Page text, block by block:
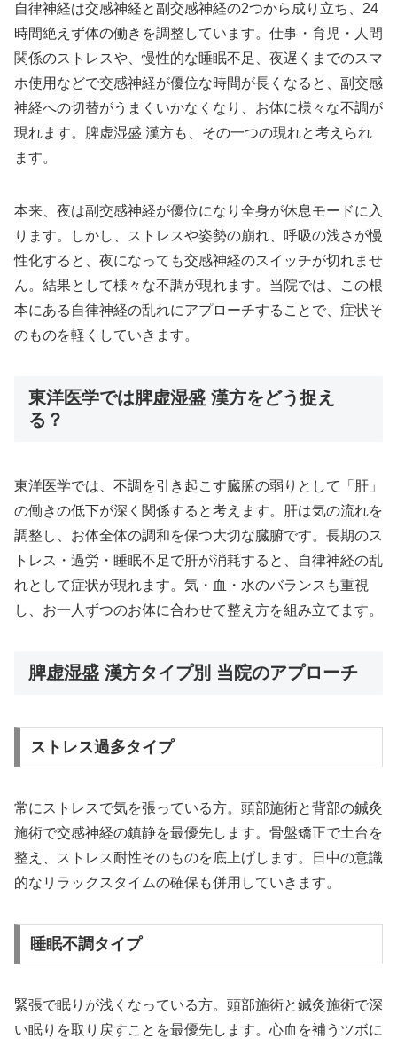
自律神経は交感神経と副交感神経の2つから成り立ち、24
時間絶えず体の働きを調整しています。仕事・育児・人間
関係のストレスや、慢性的な睡眠不足、夜遅くまでのスマ
ホ使用などで交感神経が優位な時間が長くなると、副交感
神経への切替がうまくいかなくなり、お体に様々な不調が
現れます。脾虚湿盛 漢方も、その一つの現れと考えられ
ます。
本来、夜は副交感神経が優位になり全身が休息モードに入
ります。しかし、ストレスや姿勢の崩れ、呼吸の浅さが慢
性化すると、夜になっても交感神経のスイッチが切れませ
ん。結果として様々な不調が現れます。当院では、この根
本にある自律神経の乱れにアプローチすることで、症状そ
のものを軽くしていきます。
東洋医学では脾虚湿盛 漢方をどう捉え
る？
東洋医学では、不調を引き起こす臓腑の弱りとして「肝」
の働きの低下が深く関係すると考えます。肝は気の流れを
調整し、お体全体の調和を保つ大切な臓腑です。長期のス
トレス・過労・睡眠不足で肝が消耗すると、自律神経の乱
れとして症状が現れます。気・血・水のバランスも重視
し、お一人ずつのお体に合わせて整え方を組み立てます。
脾虚湿盛 漢方タイプ別 当院のアプローチ
ストレス過多タイプ
常にストレスで気を張っている方。頭部施術と背部の鍼灸
施術で交感神経の鎮静を最優先します。骨盤矯正で土台を
整え、ストレス耐性そのものを底上げします。日中の意識
的なリラックスタイムの確保も併用していきます。
睡眠不調タイプ
緊張で眠りが浅くなっている方。頭部施術と鍼灸施術で深
い眠りを取り戻すことを最優先します。心血を補うツボに